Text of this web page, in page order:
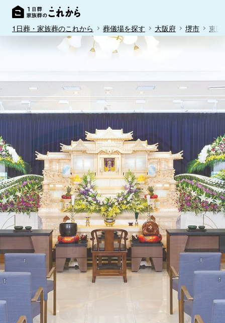
1日葬・家族葬のこれから 葬儀場を探す 大阪府 堺市 東区